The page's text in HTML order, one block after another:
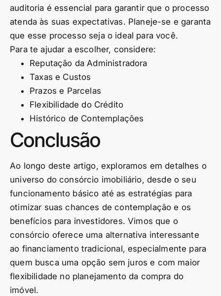
auditoria é essencial para garantir que o processo
atenda às suas expectativas. Planeje-se e garanta
que esse processo seja o ideal para você.
Para te ajudar a escolher, considere:
Reputação da Administradora
Taxas e Custos
Prazos e Parcelas
Flexibilidade do Crédito
Histórico de Contemplações
Conclusão
Ao longo deste artigo, exploramos em detalhes o
universo do consórcio imobiliário, desde o seu
funcionamento básico até as estratégias para
otimizar suas chances de contemplação e os
benefícios para investidores. Vimos que o
consórcio oferece uma alternativa interessante
ao financiamento tradicional, especialmente para
quem busca uma opção sem juros e com maior
flexibilidade no planejamento da compra do
imóvel.